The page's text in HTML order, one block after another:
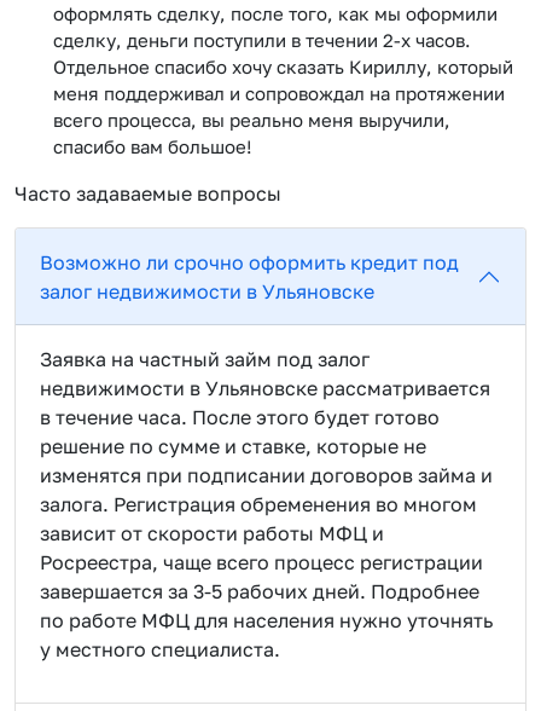
оформлять сделку, после того, как мы оформили
сделку, деньги поступили в течении 2-х часов.
Отдельное спасибо хочу сказать Кириллу, который
меня поддерживал и сопровождал на протяжении
всего процесса, вы реально меня выручили,
спасибо вам большое!
Часто задаваемые вопросы
Возможно ли срочно оформить кредит под
залог недвижимости в Ульяновске
Заявка на частный займ под залог
недвижимости в Ульяновске рассматривается
в течение часа. После этого будет готово
решение по сумме и ставке, которые не
изменятся при подписании договоров займа и
залога. Регистрация обременения во многом
зависит от скорости работы МФЦ и
Росреестра, чаще всего процесс регистрации
завершается за 3-5 рабочих дней. Подробнее
по работе МФЦ для населения нужно уточнять
у местного специалиста.